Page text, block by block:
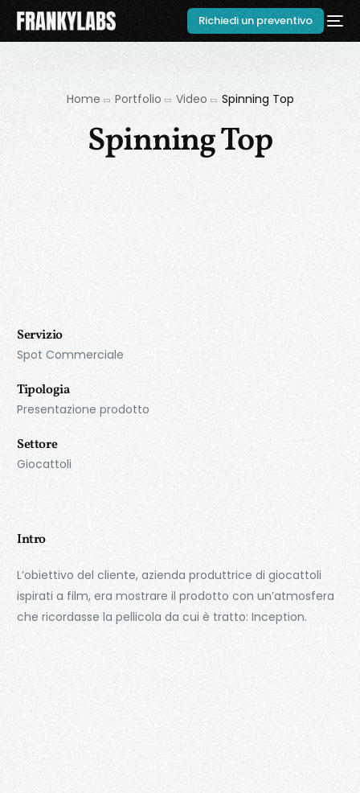
Richiedi un preventivo
Home Portfolio Video Spinning Top
Spinning Top
Servizio
Spot Commerciale
Tipologia
Presentazione prodotto
Settore
Giocattoli
Intro
L’obiettivo del cliente, azienda produttrice di giocattoli
ispirati a film, era mostrare il prodotto con un’atmosfera
che ricordasse la pellicola da cui è tratto: Inception.